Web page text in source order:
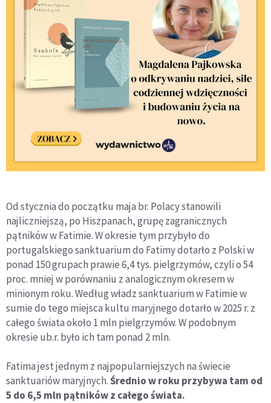
Od stycznia do początku maja br. Polacy stanowili
najliczniejszą, po Hiszpanach, grupę zagranicznych
pątników w Fatimie. W okresie tym przybyło do
portugalskiego sanktuarium do Fatimy dotarło z Polski w
ponad 150 grupach prawie 6,4 tys. pielgrzymów, czyli o 54
proc. mniej w porównaniu z analogicznym okresem w
minionym roku. Według władz sanktuarium w Fatimie w
sumie do tego miejsca kultu maryjnego dotarło w 2025 r. z
całego świata około 1 mln pielgrzymów. W podobnym
okresie ub.r. było ich tam ponad 2 mln.
Fatima jest jednym z najpopularniejszych na świecie
sanktuariów maryjnych.Średnio w roku przybywa tam od
5 do 6,5 mln pątników z całego świata.